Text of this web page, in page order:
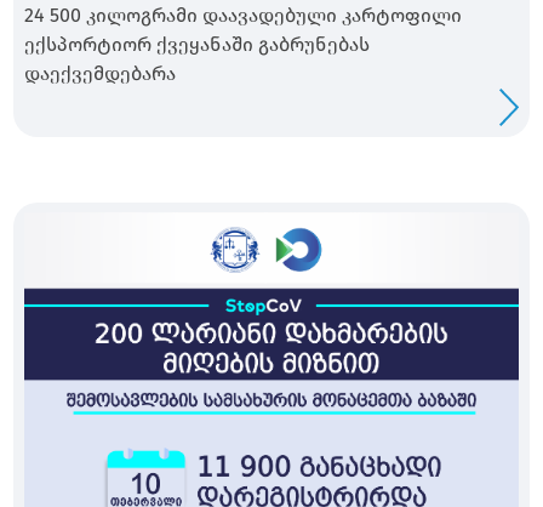
24 500 კილოგრამი დაავადებული კარტოფილი
ექსპორტიორ ქვეყანაში გაბრუნებას
დაექვემდებარა